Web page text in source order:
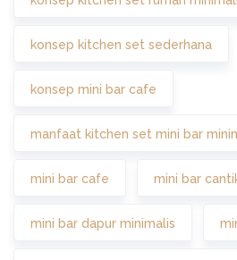
konsep kitchen set sederhana
konsep mini bar cafe
manfaat kitchen set mini bar
mini bar cafe mini bar
mini bar dapur minimalis